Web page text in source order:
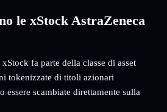
le xStock AstraZeneca
fa parte della classe di asset
tokenizzate di titoli azionari
essere scambiate direttamente sulla